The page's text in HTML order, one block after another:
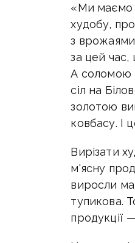
«Ми маємо
худобу,
з врожаями
за цей час,
А соломою
сіл на
золотою
ковбасу. І
Вирізати
м'ясну
виросли
тупикова.
продукції